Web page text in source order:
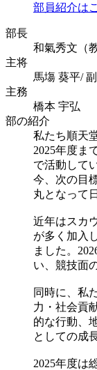
部員紹介は
部長
和氣秀文（
主将
馬塲 葵平/
主務
橋本 宇弘
部の紹介
私たち順天
2025年度ま
で活動して
今、次の目
丸となって
近年はスカ
が多く加入
ました。
い、競技面
同時に、私
力・社会貢
的な行動、
としての成
2025年度は